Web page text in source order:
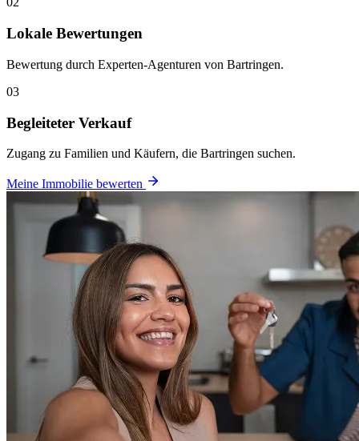
Lokale Bewertungen
Bewertung durch Experten-Agenturen von Bartringen.
03
Begleiteter Verkauf
Zugang zu Familien und Käufern, die Bartringen suchen.
Meine Immobilie bewerten